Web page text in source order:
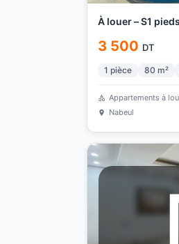
À louer – S1
3 500 DT
1 pièce 80 m²
Appartements à
Nabeul